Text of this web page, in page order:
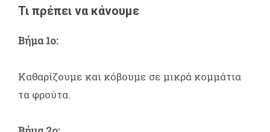
Τι πρέπει να κάνουμε
Βήμα 1ο:
Καθαρίζουμε και κόβουμε σε μικρά κομμάτια
τα φρούτα.